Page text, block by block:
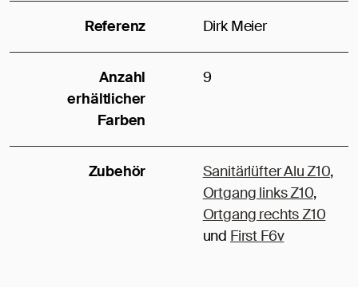
Referenz Dirk Meier
Anzahl
erhältlicher
Farben
9
Zubehör Sanitärlüfter Alu Z10,
Ortgang links Z10,
Ortgang rechts Z10
und First F6v